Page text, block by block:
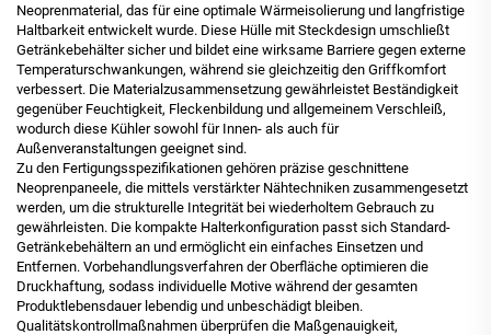
Neoprenmaterial, das für eine optimale Wärmeisolierung und langfristige
Haltbarkeit entwickelt wurde. Diese Hülle mit Steckdesign umschließt
Getränkebehälter sicher und bildet eine wirksame Barriere gegen externe
Temperaturschwankungen, während sie gleichzeitig den Griffkomfort
verbessert. Die Materialzusammensetzung gewährleistet Beständigkeit
gegenüber Feuchtigkeit, Fleckenbildung und allgemeinem Verschleiß,
wodurch diese Kühler sowohl für Innen- als auch für
Außenveranstaltungen geeignet sind.
Zu den Fertigungsspezifikationen gehören präzise geschnittene
Neoprenpaneele, die mittels verstärkter Nähtechniken zusammengesetzt
werden, um die strukturelle Integrität bei wiederholtem Gebrauch zu
gewährleisten. Die kompakte Halterkonfiguration passt sich Standard-
Getränkebehältern an und ermöglicht ein einfaches Einsetzen und
Entfernen. Vorbehandlungsverfahren der Oberfläche optimieren die
Druckhaftung, sodass individuelle Motive während der gesamten
Produktlebensdauer lebendig und unbeschädigt bleiben.
Qualitätskontrollmaßnahmen überprüfen die Maßgenauigkeit,